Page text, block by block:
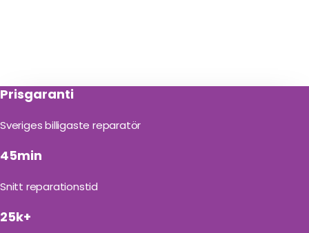
Prisgaranti
Sveriges billigaste reparatör
45min
Snitt reparationstid
25k+